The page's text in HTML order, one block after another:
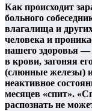
Как происходит
больного
влагалища и
человека и
нашего здоровья —
в крови, загоняя
(слюнные железы) и
неактивное
месяцев «спит».
распознать не